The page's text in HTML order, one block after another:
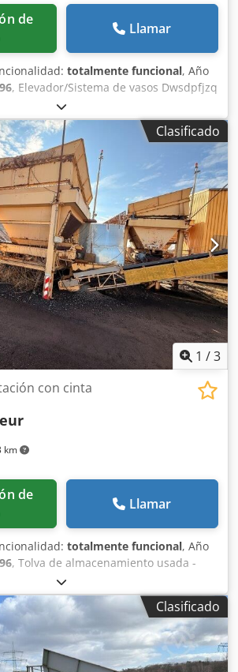
Llamar
totalmente funcional, Año
, Elevador/Sistema de vasos Dwsdpfjzq
transporte de material a granel
Altura: 26 m
Clasificado
1 /3
km
con cinta
Llamar
totalmente funcional, Año
, Tolva de almacenamiento usada -
S Avspfx Am Rea -Cinta
Clasificado